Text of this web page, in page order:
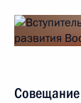
Совещание